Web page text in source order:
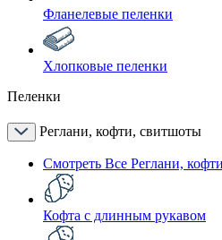
Фланелевые пеленки
Хлопковые пеленки
Пеленки
Реглани, кофти, свитшоты
Смотреть Все Реглани,
Кофта с длинным рукавом